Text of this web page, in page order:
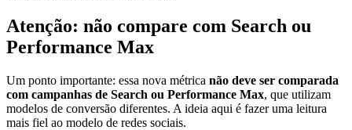
Atenção: não compare com Search ou
Performance Max
Um ponto importante: essa nova métrica não deve ser comparada
com campanhas de Search ou Performance Max, que utilizam
modelos de conversão diferentes. A ideia aqui é fazer uma leitura
mais fiel ao modelo de redes sociais.